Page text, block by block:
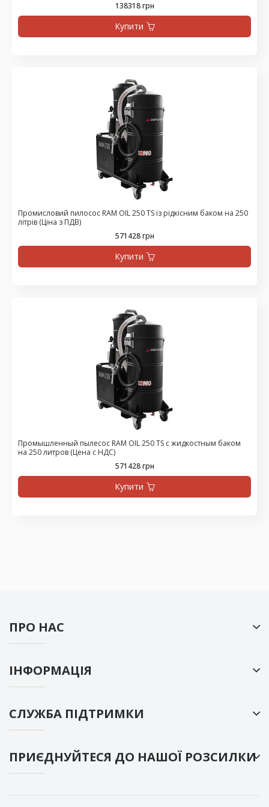
138318 грн
Купити
Промисловий пилосос RAM OIL 250 TS із рідкісним баком на 250
літрів (Ціна з ПДВ)
571428 грн
Купити
Промышленный пылесос RAM OIL 250 TS с жидкостным баком
на 250 литров (Цена с НДС)
571428 грн
Купити
ПРО НАС
ІНФОРМАЦІЯ
СЛУЖБА ПІДТРИМКИ
ПРИЄДНУЙТЕСЯ ДО НАШОЇ РОЗСИЛКИ